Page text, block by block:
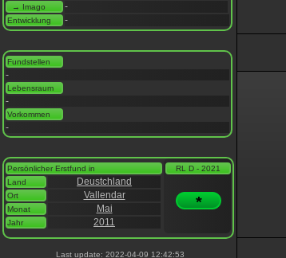
→ Imago -
Entwicklung -
Fundstellen
-
Lebensraum
-
Vorkommen
-
Persönlicher Erstfund in
Land
Deustchland
Ort Vallendar
Monat Mai
Jahr 2011
RL D - 2021
*
Last update: 2022-04-09 12:42:53